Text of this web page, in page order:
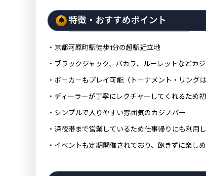
特徴・おすすめポイント
・京都河原町駅徒歩1分の超駅近立地
・ブラックジャック、バカラ、ルーレットなどカ
・ポーカーもプレイ可能（トーナメント・リングは
・ディーラーが丁寧にレクチャーしてくれるため
・シンプルで入りやすい雰囲気のカジノバー
・深夜帯まで営業しているため仕事帰りにも利用
・イベントも定期開催されており、飽きずに楽し